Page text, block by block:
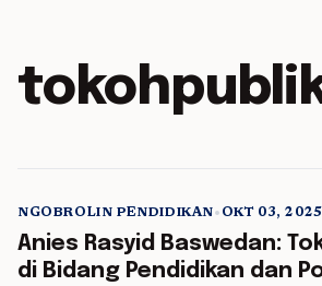
NGOBROLIN PENDIDIKAN• OKT 03, 2025
Anies Rasyid Baswedan:
di Bidang Pendidikan dan